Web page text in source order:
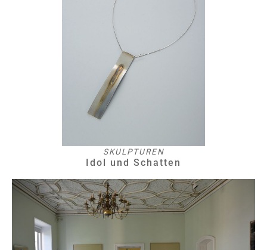
SKULPTUREN
Idol und Schatten